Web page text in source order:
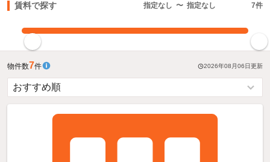
賃料で探す 指定なし 〜 指定なし 7件
物件数7件 2026年08月06日更新